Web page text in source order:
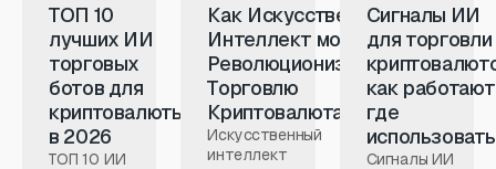
ТОП 10
лучших ИИ
торговых
ботов для
криптовалюты
в 2026
ТОП 10 ИИ
Как Искусственный
Интеллект может
Революционизировать
Торговлю
Криптовалютами
Искусственный
интеллект
Сигналы ИИ
для торговли
как
где
использовать
Сигналы ИИ